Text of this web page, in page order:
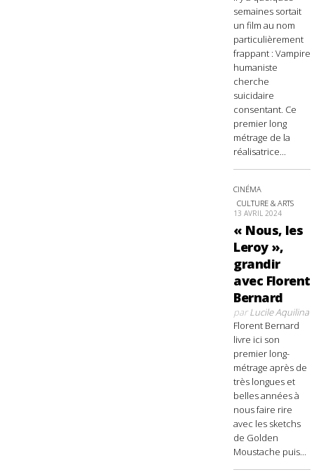
semaines sortait
un film au nom
particulièrement
frappant : Vampire
humaniste
cherche
suicidaire
consentant. Ce
premier long
métrage de la
réalisatrice...
CINÉMA
CULTURE & ARTS
13 AVRIL 2024
« Nous, les
Leroy »,
grandir
avec Florent
Bernard
parLucile Aquilina
Florent Bernard
livre ici son
premier long-
métrage après de
très longues et
belles années à
nous faire rire
avec les sketchs
de Golden
Moustache puis...